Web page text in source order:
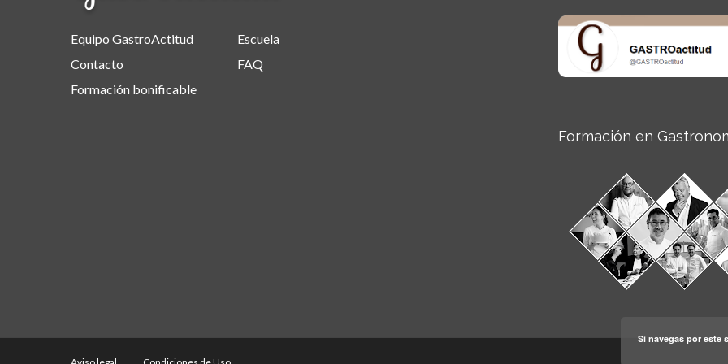
Equipo GastroActitud
Contacto
Formación bonificable
Escuela
FAQ
Formación en
Si navegas por este